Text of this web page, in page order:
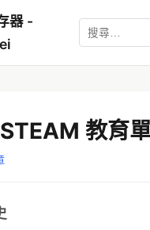
器 -
教育